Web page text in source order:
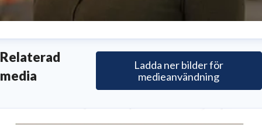
Hjohlman
jenni.hjohlman@vitterhetsakademien.se
Relaterad
media
Ladda ner bilder för
medieanvändning